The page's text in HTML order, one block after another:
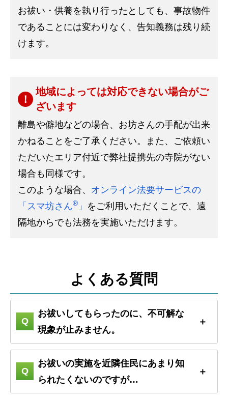
お祓い・供養を執り行ったとしても、事故物件
であることには変わりなく、告知義務は残り続
けます。
地域によっては対応できない場合がご
ざいます
離島や僻地などの場合、お坊さんの手配が出来
かねることをご了承ください。また、ご依頼い
ただいたエリア付近で弊社提携先の寺院がない
場合も同様です。
このような場合、 オンライン法要サービスの
「スマ坊さん® 」 をご利用いただくことで、遠
隔地からでも法務を実施いただけます。
よくある質問
お祓いしてもらったのに、不可解な
現象が止みません。
お祓いの実施を近隣住民にあまり知
られたくないのですが…